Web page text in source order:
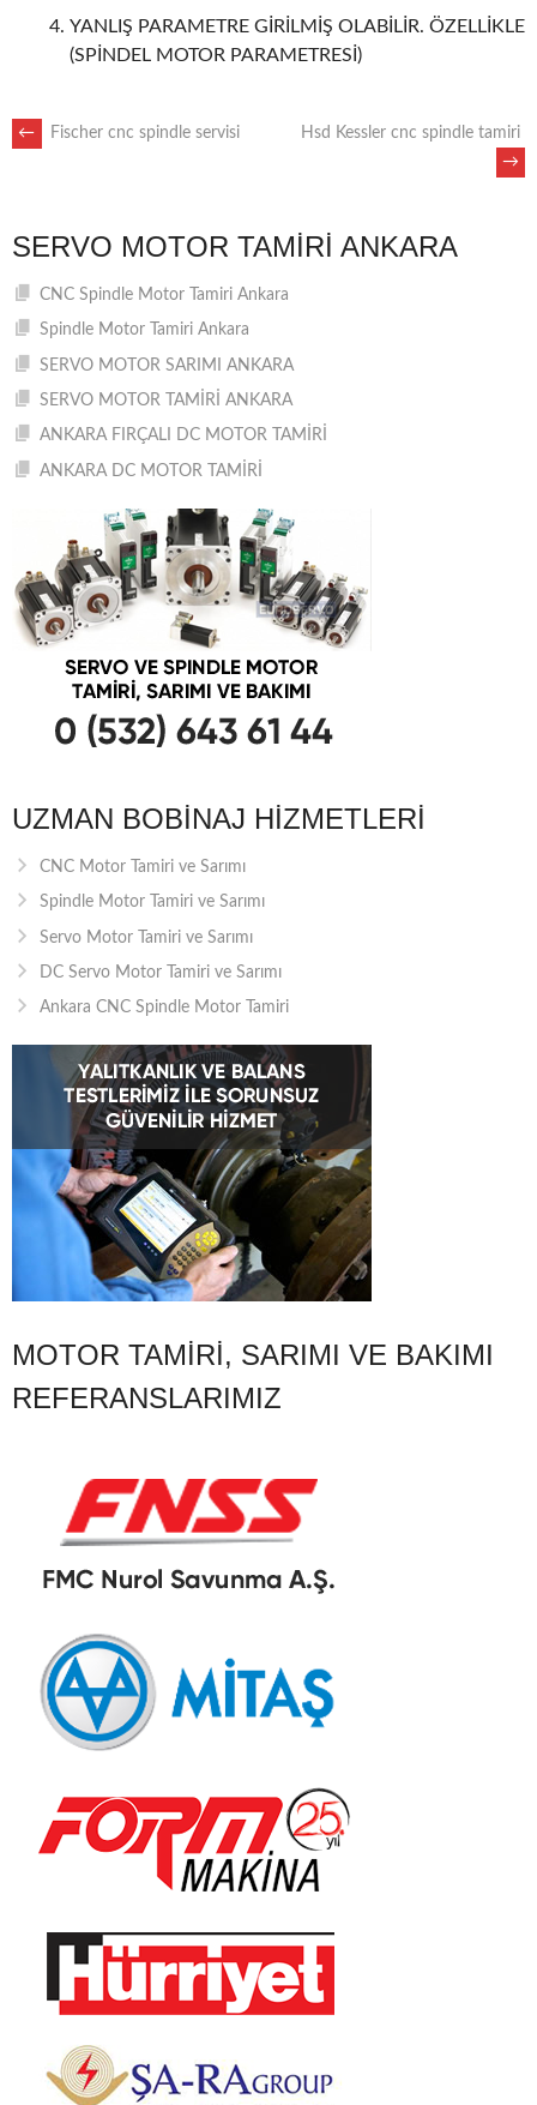
YANLIŞ PARAMETRE GİRİLMİŞ OLABİLİR. ÖZELLİKLE
(SPİNDEL MOTOR PARAMETRESİ)
POST
← Fischer cnc spindle servisi
Hsd Kessler cnc spindle tamiri
→
SERVO MOTOR TAMIRI ANKARA
CNC Spindle Motor Tamiri Ankara
Spindle Motor Tamiri Ankara
SERVO MOTOR SARIMI ANKARA
SERVO MOTOR TAMİRİ ANKARA
ANKARA FIRÇALI DC MOTOR TAMİRİ
ANKARA DC MOTOR TAMİRİ
UZMAN BOBINAJ HIZMETLERI
CNC Motor Tamiri ve Sarımı
Spindle Motor Tamiri ve Sarımı
Servo Motor Tamiri ve Sarımı
DC Servo Motor Tamiri ve Sarımı
Ankara CNC Spindle Motor Tamiri
MOTOR TAMIRI, SARIMI VE BAKIMI
REFERANSLARIMIZ